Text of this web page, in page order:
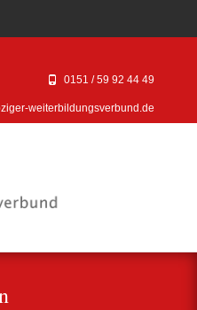
0151 / 59 92 44 49‬
weiterbildungsverbund.de